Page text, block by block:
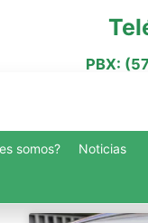
PBX:
somos? Noticias